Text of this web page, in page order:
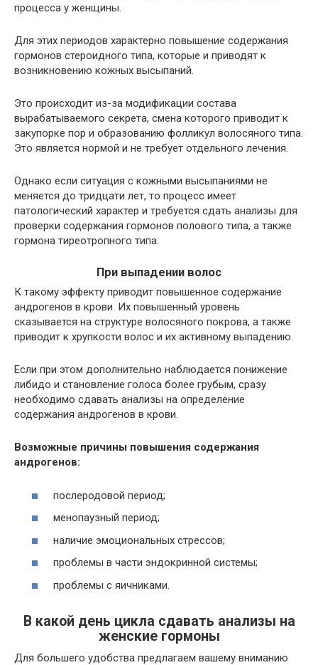
процесса у женщины.
Для этих периодов характерно повышение содержания
гормонов стероидного типа, которые и приводят к
возникновению кожных высыпаний.
Это происходит из-за модификации состава
вырабатываемого секрета, смена которого приводит к
закупорке пор и образованию фолликул волосяного типа.
Это является нормой и не требует отдельного лечения.
Однако если ситуация с кожными высыпаниями не
меняется до тридцати лет, то процесс имеет
патологический характер и требуется сдать анализы для
проверки содержания гормонов полового типа, а также
гормона тиреотропного типа.
При выпадении волос
К такому эффекту приводит повышенное содержание
андрогенов в крови. Их повышенный уровень
сказывается на структуре волосяного покрова, а также
приводит к хрупкости волос и их активному выпадению.
Если при этом дополнительно наблюдается понижение
либидо и становление голоса более грубым, сразу
необходимо сдавать анализы на определение
содержания андрогенов в крови.
Возможные причины повышения содержания
андрогенов:
послеродовой период;
менопаузный период;
наличие эмоциональных стрессов;
проблемы в части эндокринной системы;
проблемы с яичниками.
В какой день цикла сдавать анализы на
женские гормоны
Для большего удобства предлагаем вашему вниманию